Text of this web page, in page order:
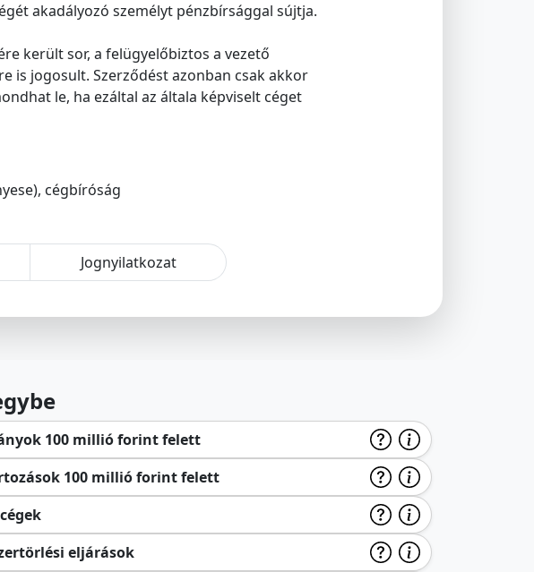
akadályozó személyt pénzbírsággal sújtja.
került sor, a felügyelőbiztos a vezető
is jogosult. Szerződést azonban csak akkor
le, ha ezáltal az általa képviselt céget
cégbíróság
Jognyilatkozat
100 millió forint felett
100 millió forint felett
eljárások